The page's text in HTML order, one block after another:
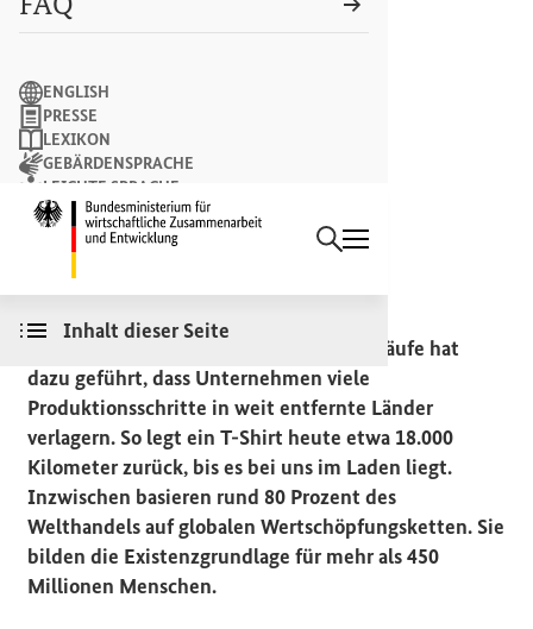
Suchbegriff
Suchen
ENGLISH
PRESSE
LEXIKON
GEBÄRDENSPRACHE
LEICHTE SPRACHE
NEWSLETTER
Inhalt dieser Seite
GLOBALISIERUNG GERECHT GESTALTEN
Lieferketten
Die Globalisierung der Wirtschaftskreisläufe hat
dazu geführt, dass Unternehmen viele
Produktionsschritte in weit entfernte Länder
verlagern. So legt ein T-Shirt heute etwa 18.000
Kilometer zurück, bis es bei uns im Laden liegt.
Inzwischen basieren rund 80 Prozent des
Welthandels auf globalen Wertschöpfungsketten. Sie
bilden die Existenzgrundlage für mehr als 450
Millionen Menschen.